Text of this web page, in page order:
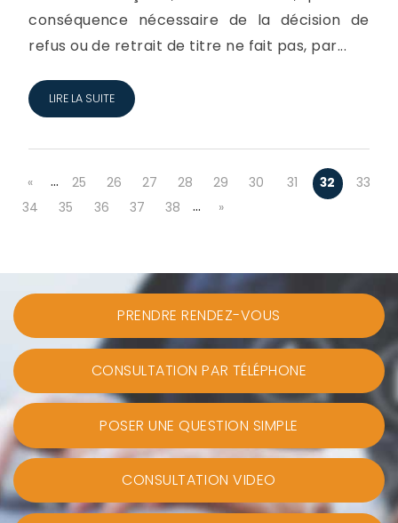
conséquence nécessaire de la décision de
refus ou de retrait de titre ne fait pas, par...
LIRE LA SUITE
« … 25 26 27 28 29 30 31 32
33
34
35 36 37 38 … »
PRENDRE RENDEZ-VOUS
CONSULTATION PAR TÉLÉPHONE
POSER UNE QUESTION SIMPLE
CONSULTATION VIDEO